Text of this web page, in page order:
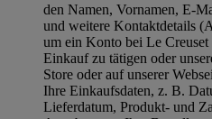
den Namen, Vornamen, E-
und weitere Kontaktdetails
um ein Konto bei Le Creuset
Einkauf zu tätigen oder
Store oder auf unserer
Ihre Einkaufsdaten, z. B.
Lieferdatum, Produkt- und